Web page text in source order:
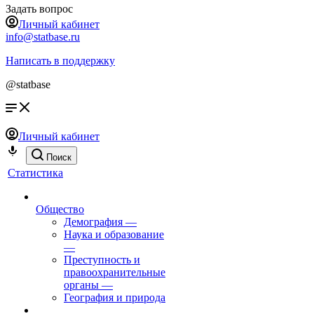
Задать вопрос
Личный кабинет
info@statbase.ru
Написать в поддержку
@statbase
Личный кабинет
Поиск
Статистика
Общество
Демография —
Наука и образование
—
Преступность и
правоохранительные
органы —
География и природа